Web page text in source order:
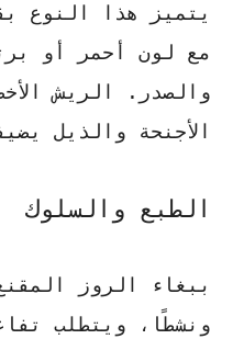
يتميز هذا النوع
مع لون أحمر أو
والصدر.
الريش
الأجنحة والذيل
الطبع والسلوك
ببغاء الروز
ونشطًا، ويتطلب